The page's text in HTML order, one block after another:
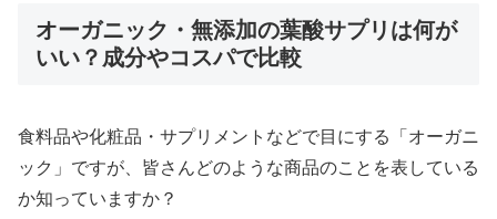
オーガニック・無添加の葉酸サプリは何が
いい？成分やコスパで比較
食料品や化粧品・サプリメントなどで目にする「オーガニ
ック」ですが、皆さんどのような商品のことを表している
か知っていますか？